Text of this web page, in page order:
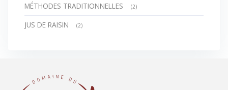
MÉTHODES TRADITIONNELLES (2)
JUS DE RAISIN (2)